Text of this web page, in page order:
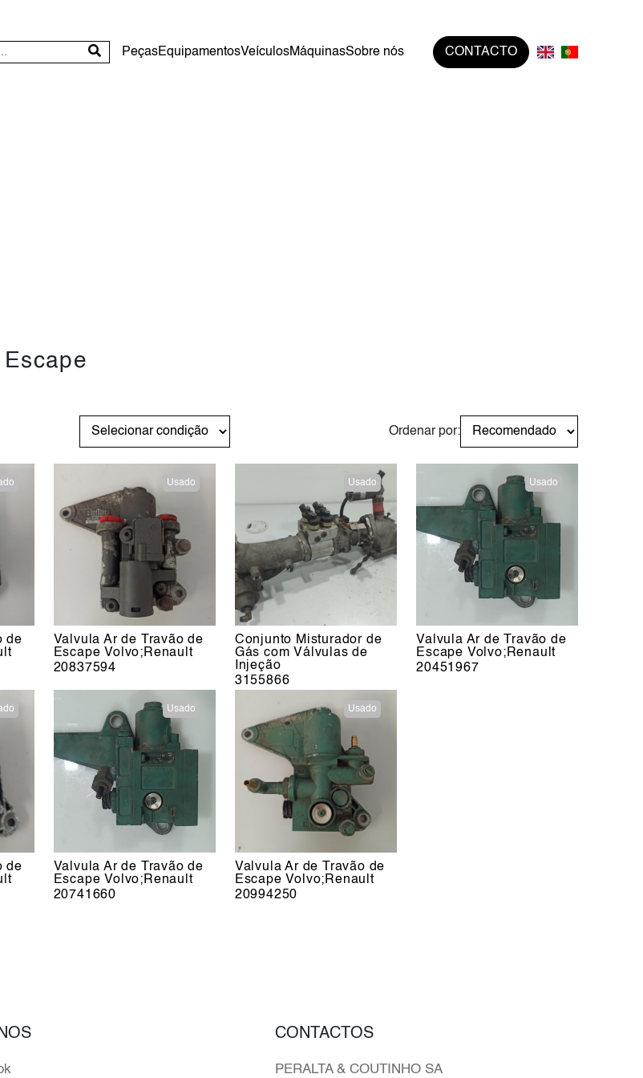
PeçasEquipamentosVeículosMáquinasSobre nós CONTACTO
Ordenar por:
de
Usado
Valvula Ar de Travão de
Escape Volvo;Renault
20837594
Usado
Conjunto Misturador de
Gás com Válvulas de
Injeção
3155866
Usado
Valvula Ar de Travão de
Escape Volvo;Renault
20451967
de
Usado
Valvula Ar de Travão de
Escape Volvo;Renault
20741660
Usado
Valvula Ar de Travão de
Escape Volvo;Renault
20994250
CONTACTOS
PERALTA & COUTINHO SA